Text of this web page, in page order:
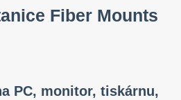
Fiber Mounts
PC, monitor, tiskárnu,